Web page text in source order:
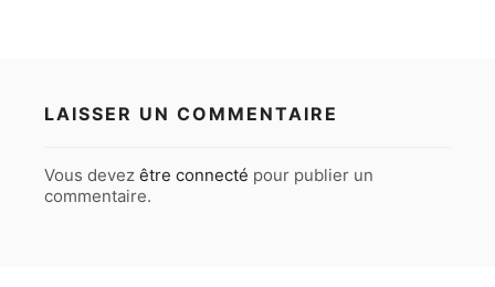
LAISSER UN COMMENTAIRE
Vous devez être connecté pour publier un
commentaire.